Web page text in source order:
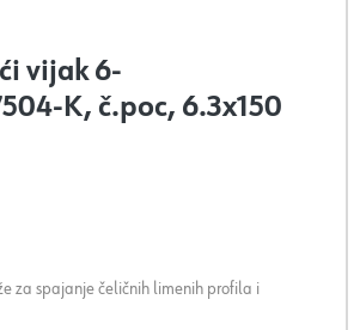
vijak 6-
K, č.poc, 6.3x150
za spajanje čeličnih limenih profila i